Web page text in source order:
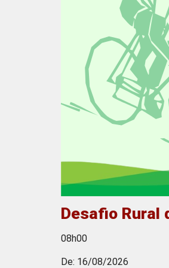
Desafio Rural
08h00
De: 16/08/2026